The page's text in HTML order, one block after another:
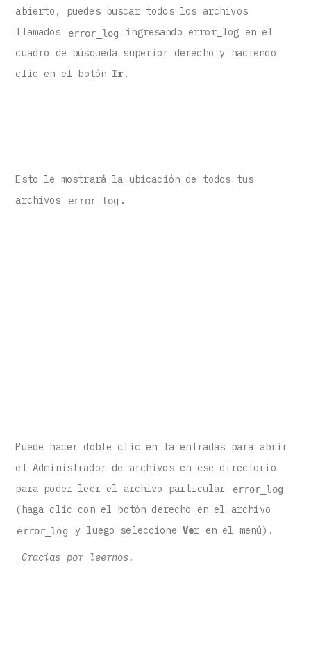
abierto, puedes buscar todos los archivos
llamados
error_log
ingresando error_log en el
cuadro de búsqueda superior derecho y haciendo
clic en el botón Ir .
Esto le mostrará la ubicación de todos tus
archivos
error_log .
Puede hacer doble clic en la entradas para abrir
el Administrador de archivos en ese directorio
para poder leer el archivo particular
error_log
(haga clic con el botón derecho en el archivo
error_log y luego seleccioneVer en el menú).
_Gracias por leernos.